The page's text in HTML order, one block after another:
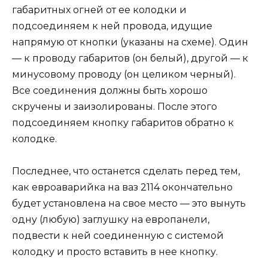
габаритных огней от ее колодки и
подсоединяем к ней провода, идущие
напрямую от кнопки (указаны на схеме). Один
— к проводу габаритов (он белый), другой — к
минусовому проводу (он целиком черный).
Все соединения должны быть хорошо
скручены и заизолированы. После этого
подсоединяем кнопку габаритов обратно к
колодке.
Последнее, что останется сделать перед тем,
как евроаварийка на ваз 2114 окончательно
будет установлена на свое место — это вынуть
одну (любую) заглушку на европанели,
подвести к ней соединенную с системой
колодку и просто вставить в нее кнопку.